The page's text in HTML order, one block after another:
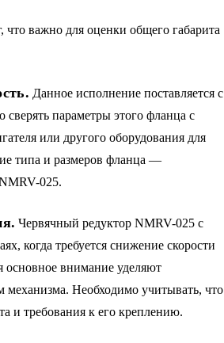
что важно для оценки общего габарита
Данное исполнение поставляется с
параметры этого фланца с
или другого оборудования для
типа и размеров фланца —
025.
Червячный редуктор NMRV-025 с
когда требуется снижение скорости
внимание уделяют
механизма. Необходимо учитывать, что
и требования к его креплению.